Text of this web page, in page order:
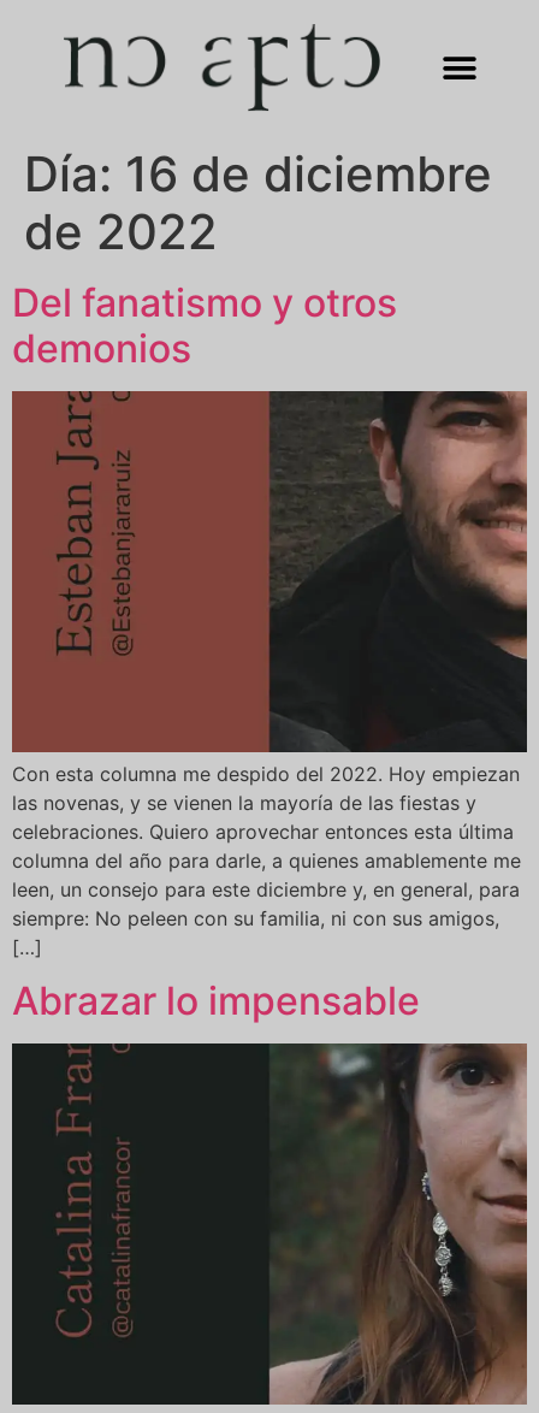
Día: 16 de diciembre
de 2022
Del fanatismo y otros
demonios
Con esta columna me despido del 2022. Hoy empiezan
las novenas, y se vienen la mayoría de las fiestas y
celebraciones. Quiero aprovechar entonces esta última
columna del año para darle, a quienes amablemente me
leen, un consejo para este diciembre y, en general, para
siempre: No peleen con su familia, ni con sus amigos,
[…]
Abrazar lo impensable